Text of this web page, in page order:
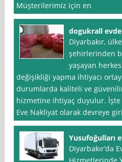
Müşterilerimiz için en
dogukrall
Diyarbakır,
şehirlerinden
yaşayan
değişikliği yapma ihtiyacı
durumlarda kaliteli ve
hizmetine ihtiyaç duyulur. İşte
Eve Nakliyat olarak devreye
Yusufoğulları
Diyarbakır’da